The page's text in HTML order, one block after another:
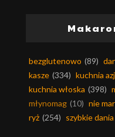
bezglutenowo (89)
kasze (334) kuchnia
kuchnia włoska (398)
młynomag (10) nie
ryż (254) szybkie dania